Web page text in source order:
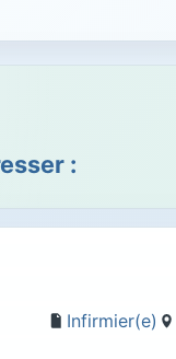
:
Infirmier(e)